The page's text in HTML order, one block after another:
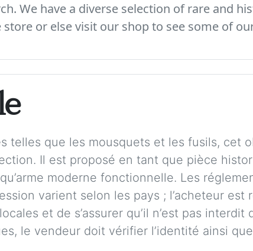
We have a diverse selection of rare and
or else visit our shop to see some of
telles que les mousquets et les fusils, cet
Il est proposé en tant que pièce
moderne fonctionnelle. Les
varient selon les pays ; l’acheteur est
et de s’assurer qu’il n’est pas interdit
le vendeur doit vérifier l’identité ainsi que